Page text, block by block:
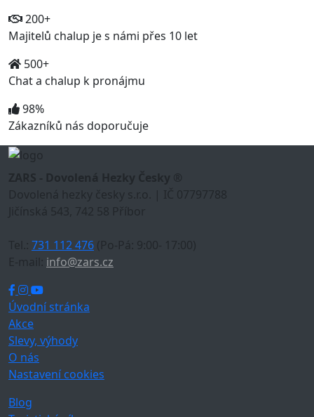
200+
Majitelů chalup je s námi přes 10 let
500+
Chat a chalup k pronájmu
98%
Zákazníků nás doporučuje
ZARS - Dovolená Hezky Česky ®
Dovolená hezky česky s.r.o. | IČ 07797788
Jičínská 543, 742 58 Příbor
Tel.: 731 112 476 (Po-Pá: 9:00- 17:00)
E-mail: info@zars.cz
Úvodní stránka
Akce
Slevy, výhody
O nás
Nastavení cookies
Blog